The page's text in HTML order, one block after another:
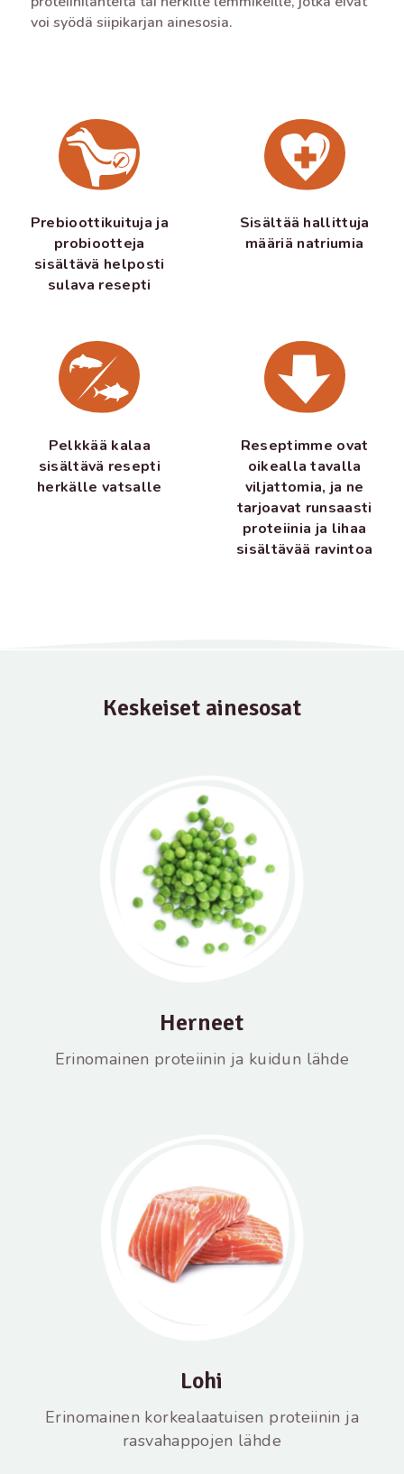
voi syödä siipikarjan ainesosia.
Prebioottikuituja ja
probiootteja
sisältävä helposti
sulava resepti
Sisältää hallittuja
määriä natriumia
Pelkkää kalaa
sisältävä resepti
herkälle vatsalle
Reseptimme ovat
oikealla tavalla
viljattomia, ja ne
tarjoavat runsaasti
proteiinia ja lihaa
sisältävää ravintoa
Keskeiset ainesosat
Herneet
Erinomainen proteiinin ja kuidun lähde
Lohi
Erinomainen korkealaatuisen proteiinin ja
rasvahappojen lähde